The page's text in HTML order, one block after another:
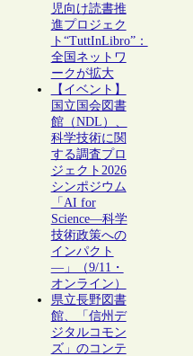
児向け読書推
進プロジェク
ト“TuttInLibro”：
全国ネットワ
ークが拡大
【イベント】
国立国会図書
館（NDL）、
科学技術に関
する調査プロ
ジェクト2026
シンポジウム
「AI for
Science―科学
技術政策への
インパクト
―」（9/11・
オンライン）
県立長野図書
館、「信州デ
ジタルコモン
ズ」のコンテ